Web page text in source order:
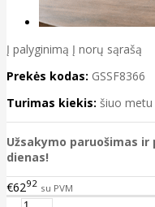
Į palyginimą Į norų sąrašą
Prekės kodas: GSSF8366
Turimas kiekis: šiuo
Užsakymo paruošimas
dienas!
€6292 su PVM